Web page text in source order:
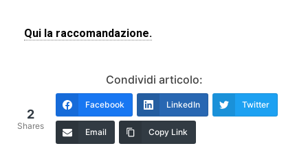
Qui la raccomandazione.
Condividi articolo:
2
Shares
Facebook LinkedIn Twitter
Email Copy Link